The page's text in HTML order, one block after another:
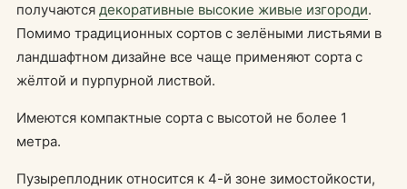
получаются декоративные высокие живые изгороди.
Помимо традиционных сортов с зелёными листьями в
ландшафтном дизайне все чаще применяют сорта с
жёлтой и пурпурной листвой.
Имеются компактные сорта с высотой не более 1
метра.
Пузыреплодник относится к 4-й зоне зимостойкости,